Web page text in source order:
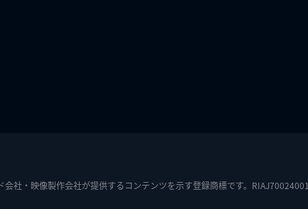
会社・映像製作会社が提供するコンテンツを示す登録商標です。RIAJ70024001